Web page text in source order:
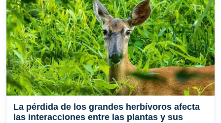
La pérdida de los grandes herbívoros afecta
las interacciones entre las plantas y sus